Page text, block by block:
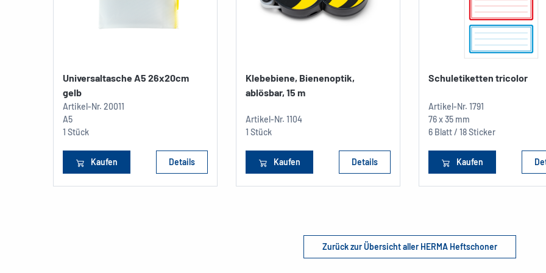
Universaltasche A5 26x20cm
gelb
Artikel-Nr. 20011
A5
1 Stück
Kaufen Details
Klebebiene, Bienenoptik,
ablösbar, 15 m
Artikel-Nr. 1104
1 Stück
Kaufen Details
Schuletiketten tricolor
Artikel-Nr. 1791
76 x 35 mm
6 Blatt / 18 Sticker
Kaufen
Zurück zur Übersicht aller HERMA Heftschoner